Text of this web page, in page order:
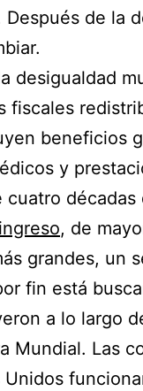
de la
desigualdad
fiscales
beneficios
y
cuatro décadas
, de
grandes, un
fin está
a lo largo
Mundial. Las